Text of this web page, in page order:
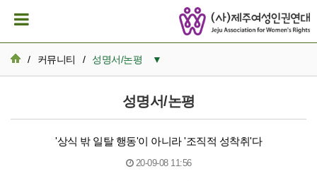
/ 커뮤니티 / 성명서/논평 ▼
활동일지
뉴스레터 아카이브
성명서/논평
'상식 밖 일탈 행동'이 아니라 '조직적 성착취'다
20-09-08 11:56